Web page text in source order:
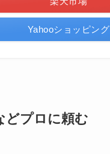
Yahooショッピング
どプロに頼む